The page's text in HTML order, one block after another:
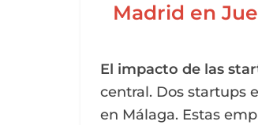
Madrid en
El impacto de las
central. Dos startups
en Málaga. Estas